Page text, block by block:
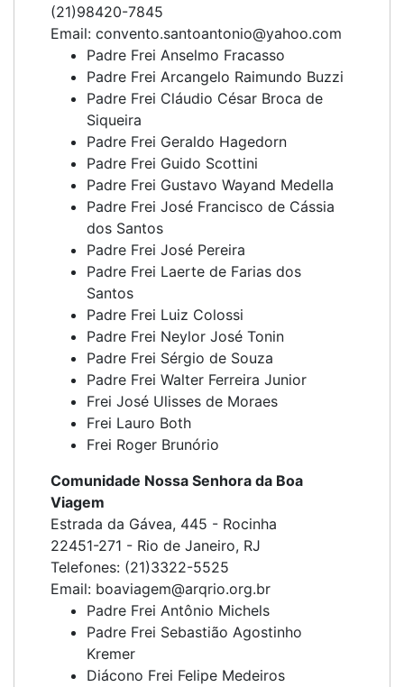
(21)98420-7845
Email: convento.santoantonio@yahoo.com
Padre Frei Anselmo Fracasso
Padre Frei Arcangelo Raimundo Buzzi
Padre Frei Cláudio César Broca de
Siqueira
Padre Frei Geraldo Hagedorn
Padre Frei Guido Scottini
Padre Frei Gustavo Wayand Medella
Padre Frei José Francisco de Cássia
dos Santos
Padre Frei José Pereira
Padre Frei Laerte de Farias dos
Santos
Padre Frei Luiz Colossi
Padre Frei Neylor José Tonin
Padre Frei Sérgio de Souza
Padre Frei Walter Ferreira Junior
Frei José Ulisses de Moraes
Frei Lauro Both
Frei Roger Brunório
Comunidade Nossa Senhora da Boa
Viagem
Estrada da Gávea, 445 - Rocinha
22451-271 - Rio de Janeiro, RJ
Telefones: (21)3322-5525
Email: boaviagem@arqrio.org.br
Padre Frei Antônio Michels
Padre Frei Sebastião Agostinho
Kremer
Diácono Frei Felipe Medeiros